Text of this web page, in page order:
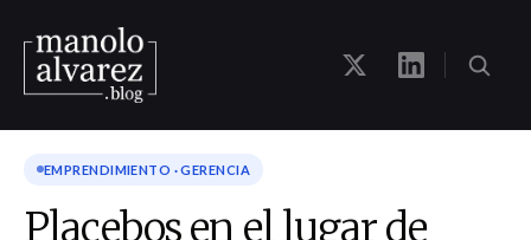
EMPRENDIMIENTO · GERENCIA
Placebos en el lugar de